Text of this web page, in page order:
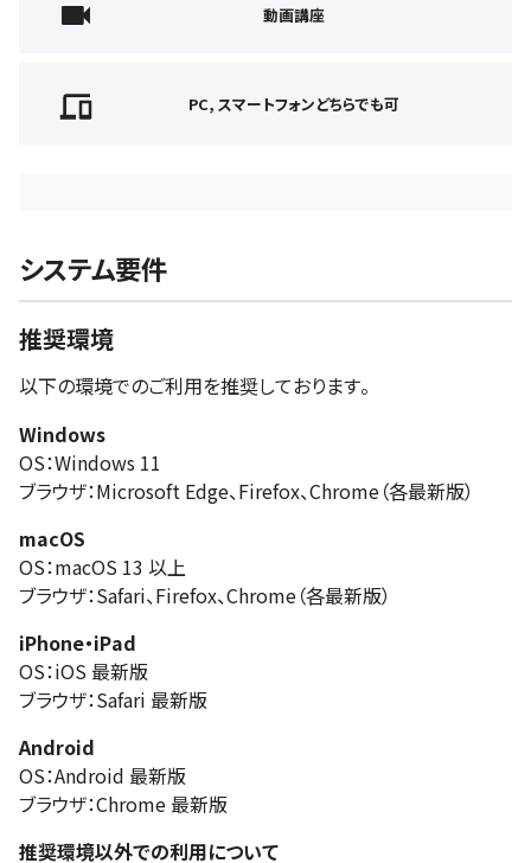
動画講座
PC, スマートフォンどちらでも可
システム要件
推奨環境
以下の環境でのご利用を推奨しております。
Windows
OS：Windows 11
ブラウザ：Microsoft Edge、Firefox、Chrome（各最新版）
macOS
OS：macOS 13 以上
ブラウザ：Safari、Firefox、Chrome（各最新版）
iPhone・iPad
OS：iOS 最新版
ブラウザ：Safari 最新版
Android
OS：Android 最新版
ブラウザ：Chrome 最新版
推奨環境以外での利用について